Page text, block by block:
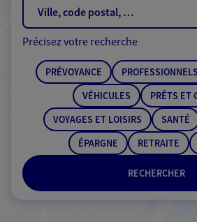
RECHERCHER
Précisez votre recherche
PRÉVOYANCE
VÉHICULES
PRÊTS ET
VOYAGES ET LOISIRS
SANTÉ
ÉPARGNE
RETRAITE